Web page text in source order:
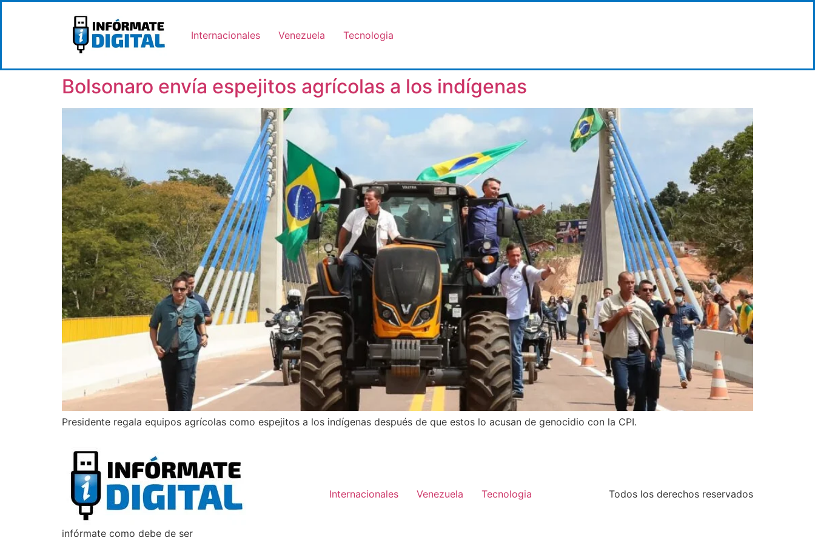
Internacionales Venezuela Tecnologia
Bolsonaro envía espejitos agrícolas a los indígenas
Presidente regala equipos agrícolas como espejitos a los indígenas después de que estos lo acusan de genocidio con la CPI.
infórmate como debe de ser
Internacionales Venezuela Tecnologia Todos los derechos reservados